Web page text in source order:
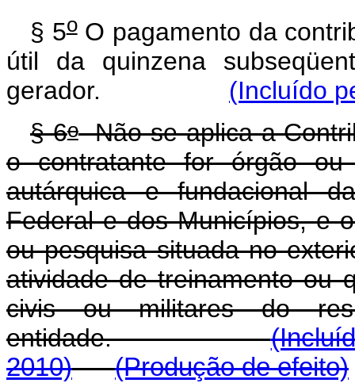
§ 5oO pagamento da
útil da quinzena
gerador. (Incluído
§ 6oNão se aplica a
o contratante for órgão ou
autárquica e fundacional
Federal e dos Municípios, e
ou pesquisa situada no
atividade de treinamento ou
civis ou militares do
entidade.
2010)
(Produção de efeito)